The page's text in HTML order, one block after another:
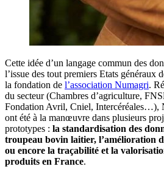
Cette idée d’un langage commun des
l’issue des tout premiers Etats généraux
la fondation de l’association Numagri.
du secteur (Chambres d’agriculture,
Fondation Avril, Cniel, Intercéréales…),
ont été à la manœuvre dans plusieurs
prototypes : la standardisation des
troupeau bovin laitier, l’amélioration
ou encore la traçabilité et la
produits en France.